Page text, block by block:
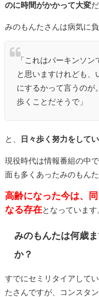
のに時間がかかって大変
みのもんたさんは病気に
「これはパーキンソ
と思いますけれども、
にするかって言うのが
歩くことだそうで」
と、 日々歩く努力をして
現役時代は情報番組の中
面も多くあったみのもんた
高齢になった今は、
なる存在となっています
みのもんたは何歳
か？
すでにセミリタイアして
たさんですが、コンスタ